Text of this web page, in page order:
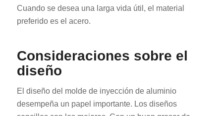
Cuando se desea una larga vida útil, el material
preferido es el acero.
Consideraciones sobre el
diseño
El diseño del molde de inyección de aluminio
desempeña un papel importante. Los diseños